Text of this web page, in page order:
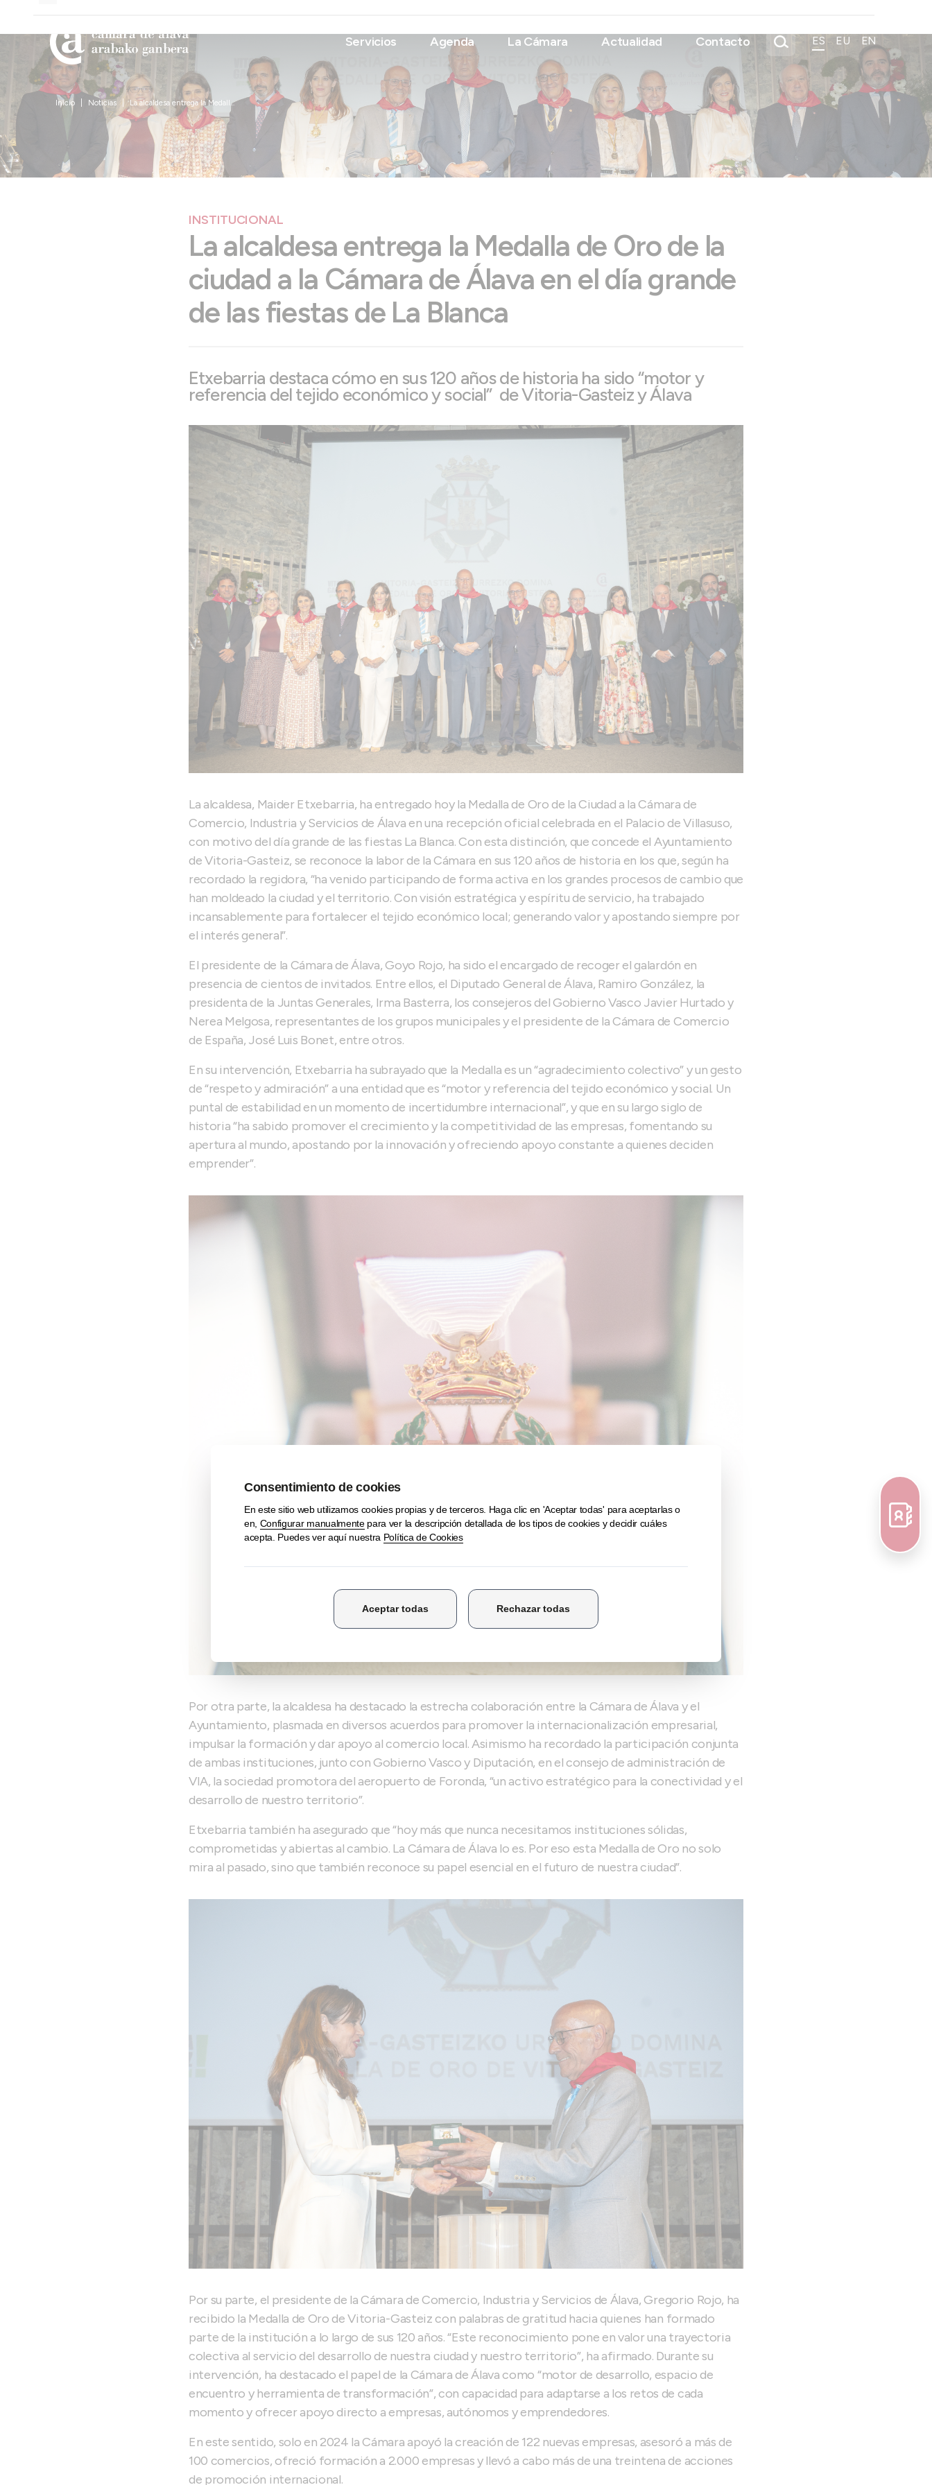
Servicios Agenda La Cámara Actualidad Contacto ES EU EN
Inicio Noticias La alcaldesa entrega la Medall...
INSTITUCIONAL
La alcaldesa entrega la Medalla de Oro de la
ciudad a la Cámara de Álava en el día grande
de las fiestas de La Blanca
Etxebarria destaca cómo en sus 120 años de historia ha sido “motor y
referencia del tejido económico y social” de Vitoria-Gasteiz y Álava
La alcaldesa, Maider Etxebarria, ha entregado hoy la Medalla de Oro de la Ciudad a la Cámara de
Comercio, Industria y Servicios de Álava en una recepción oficial celebrada en el Palacio de Villasuso,
con motivo del día grande de las fiestas La Blanca. Con esta distinción, que concede el Ayuntamiento
de Vitoria-Gasteiz, se reconoce la labor de la Cámara en sus 120 años de historia en los que, según ha
recordado la regidora, “ha venido participando de forma activa en los grandes procesos de cambio que
han moldeado la ciudad y el territorio. Con visión estratégica y espíritu de servicio, ha trabajado
incansablemente para fortalecer el tejido económico local; generando valor y apostando siempre por
el interés general”.
El presidente de la Cámara de Álava, Goyo Rojo, ha sido el encargado de recoger el galardón en
presencia de cientos de invitados. Entre ellos, el Diputado General de Álava, Ramiro González, la
presidenta de la Juntas Generales, Irma Basterra, los consejeros del Gobierno Vasco Javier Hurtado y
Nerea Melgosa, representantes de los grupos municipales y el presidente de la Cámara de Comercio
de España, José Luis Bonet, entre otros.
En su intervención, Etxebarria ha subrayado que la Medalla es un “agradecimiento colectivo” y un gesto
de “respeto y admiración” a una entidad que es “motor y referencia del tejido económico y social. Un
puntal de estabilidad en un momento de incertidumbre internacional”, y que en su largo siglo de
historia “ha sabido promover el crecimiento y la competitividad de las empresas, fomentando su
apertura al mundo, apostando por la innovación y ofreciendo apoyo constante a quienes deciden
emprender”.
Por otra parte, la alcaldesa ha destacado la estrecha colaboración entre la Cámara de Álava y el
Ayuntamiento, plasmada en diversos acuerdos para promover la internacionalización empresarial,
impulsar la formación y dar apoyo al comercio local. Asimismo ha recordado la participación conjunta
de ambas instituciones, junto con Gobierno Vasco y Diputación, en el consejo de administración de
VIA, la sociedad promotora del aeropuerto de Foronda, “un activo estratégico para la conectividad y el
desarrollo de nuestro territorio”.
Etxebarria también ha asegurado que “hoy más que nunca necesitamos instituciones sólidas,
comprometidas y abiertas al cambio. La Cámara de Álava lo es. Por eso esta Medalla de Oro no solo
mira al pasado, sino que también reconoce su papel esencial en el futuro de nuestra ciudad”.
Por su parte, el presidente de la Cámara de Comercio, Industria y Servicios de Álava, Gregorio Rojo, ha
recibido la Medalla de Oro de Vitoria-Gasteiz con palabras de gratitud hacia quienes han formado
parte de la institución a lo largo de sus 120 años. “Este reconocimiento pone en valor una trayectoria
colectiva al servicio del desarrollo de nuestra ciudad y nuestro territorio”, ha afirmado. Durante su
intervención, ha destacado el papel de la Cámara de Álava como “motor de desarrollo, espacio de
encuentro y herramienta de transformación”, con capacidad para adaptarse a los retos de cada
momento y ofrecer apoyo directo a empresas, autónomos y emprendedores.
En este sentido, solo en 2024 la Cámara apoyó la creación de 122 nuevas empresas, asesoró a más de
100 comercios, ofreció formación a 2.000 empresas y llevó a cabo más de una treintena de acciones
de promoción internacional.